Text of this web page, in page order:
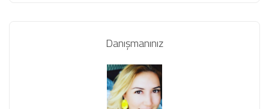
Danışmanınız